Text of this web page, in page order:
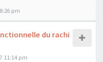
pm
du rachi
11:14 pm